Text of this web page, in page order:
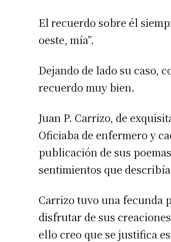
El recuerdo sobre él
oeste, mía”.
Dejando de lado su caso,
recuerdo muy bien.
Juan P. Carrizo, de
Oficiaba de enfermero y
publicación de sus
sentimientos que
Carrizo tuvo una fecunda
disfrutar de sus
ello creo que se justifica